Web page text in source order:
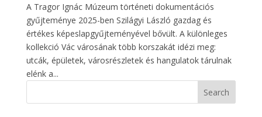
A Tragor Ignác Múzeum történeti dokumentációs
gyűjteménye 2025-ben Szilágyi László gazdag és
értékes képeslapgyűjteményével bővült. A különleges
kollekció Vác városának több korszakát idézi meg:
utcák, épületek, városrészletek és hangulatok tárulnak
elénk a...
Search